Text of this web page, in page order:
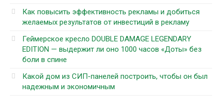
Как повысить эффективность рекламы и добиться
желаемых результатов от инвестиций в рекламу
Геймерское кресло DOUBLE DAMAGE LEGENDARY
EDITION — выдержит ли оно 1000 часов «Доты» без
боли в спине
Какой дом из СИП-панелей построить, чтобы он был
надежным и экономичным